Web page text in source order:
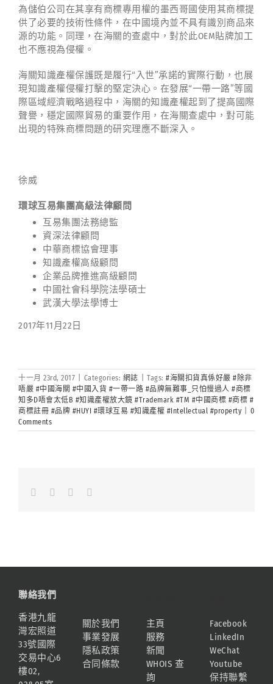
為儲伯公司在其享有商標專用權的墨西哥國使用其商標提
供了必要的技術性條件，在中國境內並不具有識別商品來
源的功能。同理，在海關的查處中，對於此OEM貼牌加工
也不應視為侵權。
海關知識產權保護既是履行“入世”承諾的實際行動，也展
現知識產權侵權打擊的堅定決心。在發展“一帶一路”等國
際區域經濟戰略過程中，海關的知識產權起到了提高國際
聲譽，穩定國際貿易的重要作用，在海關查處中，對可能
出現的特殊商標問題的研究理應不斷深入。
徐威
環球互易集團高級法律顧問
互易集團法務總監
資深法律顧問
中華商標協會理事
知識產權高級顧問
企業品牌推進高級顧問
中國社會科學院法學碩士
武漢大學法學博士
2017年11月22日
十一月 23rd, 2017 Categories: 網誌 Tags: #海關扣貨真係好嚴 #除非
唔嚴 #中國海關 #中國入貨 #一帶一路 #品牌無難事_只怕慢過人 #商標
知多D唔會太低B #知識產權放大鏡 #Trademark #TM #中國商標 #商標 #
商標註冊 #品牌 #HUYI #環球互易 #知識產權 #Intellectual #property
0
Comments
FacebookLinkedInWhatsapp
聯絡我們
香港九龍
灣宏照道
33號國際
交易中心6
樓02,
關於我們
事業發展
隱私政策
合同條款
主頁
服務
新聞
WHOIS 查
詢
Facebook
LinkedIn
WeChat
Youtube
保持聯繫